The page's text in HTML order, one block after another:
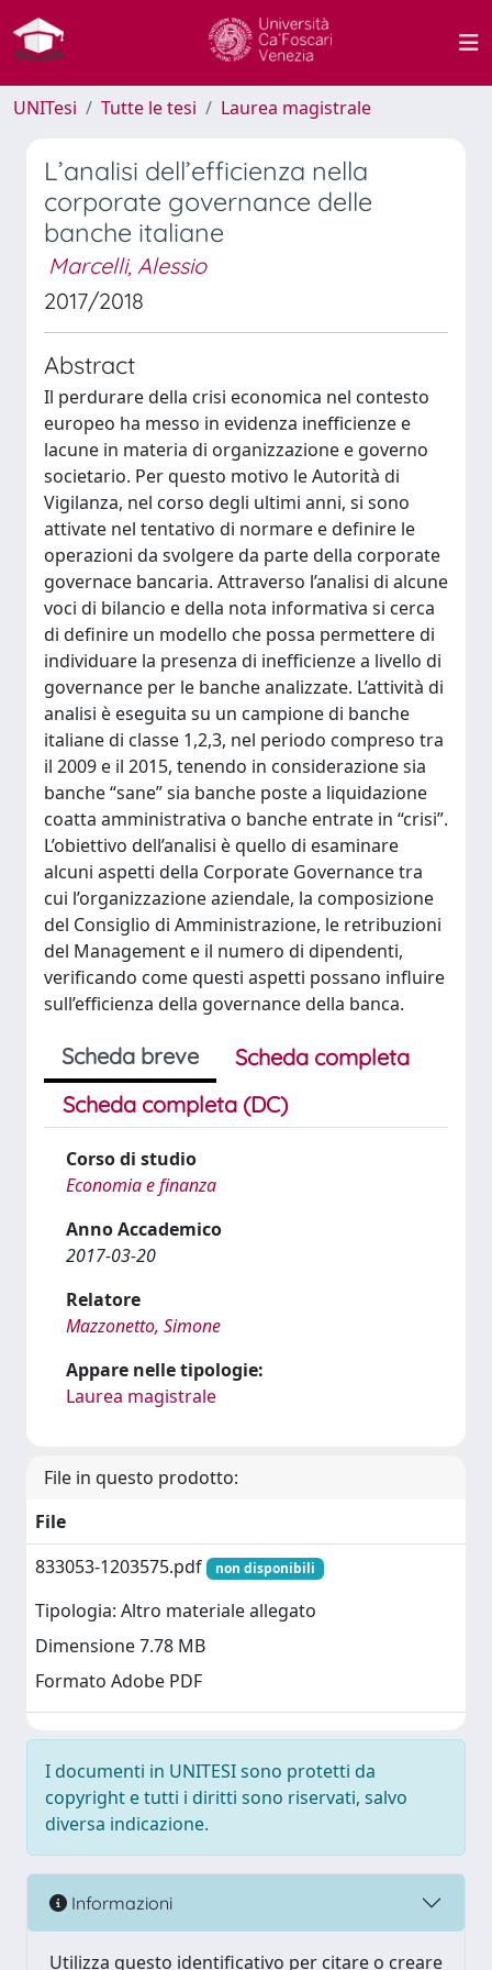
UNITesi Tutte le tesi Laurea magistrale
L’analisi dell’efficienza nella
corporate governance delle
banche italiane
Marcelli, Alessio
2017/2018
Abstract
Il perdurare della crisi economica nel contesto
europeo ha messo in evidenza inefficienze e
lacune in materia di organizzazione e governo
societario. Per questo motivo le Autorità di
Vigilanza, nel corso degli ultimi anni, si sono
attivate nel tentativo di normare e definire le
operazioni da svolgere da parte della corporate
governace bancaria. Attraverso l’analisi di alcune
voci di bilancio e della nota informativa si cerca
di definire un modello che possa permettere di
individuare la presenza di inefficienze a livello di
governance per le banche analizzate. L’attività di
analisi è eseguita su un campione di banche
italiane di classe 1,2,3, nel periodo compreso tra
il 2009 e il 2015, tenendo in considerazione sia
banche “sane” sia banche poste a liquidazione
coatta amministrativa o banche entrate in “crisi”.
L’obiettivo dell’analisi è quello di esaminare
alcuni aspetti della Corporate Governance tra
cui l’organizzazione aziendale, la composizione
del Consiglio di Amministrazione, le retribuzioni
del Management e il numero di dipendenti,
verificando come questi aspetti possano influire
sull’efficienza della governance della banca.
Scheda breve
Scheda completa
Scheda completa (DC)
Corso di studio
Economia e finanza
Anno Accademico
2017-03-20
Relatore
Mazzonetto, Simone
Appare nelle tipologie:
Laurea magistrale
File in questo prodotto:
File
833053-1203575.pdf
non disponibili
Tipologia: Altro materiale allegato
Dimensione 7.78 MB
Formato Adobe PDF
I documenti in UNITESI sono protetti da
copyright e tutti i diritti sono riservati, salvo
diversa indicazione.
Informazioni
Utilizza questo identificativo per citare o creare